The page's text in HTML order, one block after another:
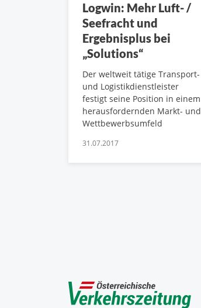
Logwin: Mehr Luft- /
Seefracht und
Ergebnisplus bei
„Solutions“
Der weltweit tätige Transport-
und Logistikdienstleister
festigt seine Position in einem
herausfordernden Markt- und
Wettbewerbsumfeld
31.07.2017